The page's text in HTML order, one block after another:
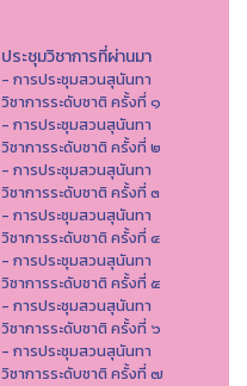
ประชุมวิชาการที่ผ่านมา
- การประชุมสวนสุนันทา
วิชาการระดับชาติ ครั้งที่ ๑
- การประชุมสวนสุนันทา
วิชาการระดับชาติ ครั้งที่ ๒
- การประชุมสวนสุนันทา
วิชาการระดับชาติ ครั้งที่ ๓
- การประชุมสวนสุนันทา
วิชาการระดับชาติ ครั้งที่ ๔
- การประชุมสวนสุนันทา
วิชาการระดับชาติ ครั้งที่ ๕
- การประชุมสวนสุนันทา
วิชาการระดับชาติ ครั้งที่ ๖
- การประชุมสวนสุนันทา
วิชาการระดับชาติ ครั้งที่ ๗